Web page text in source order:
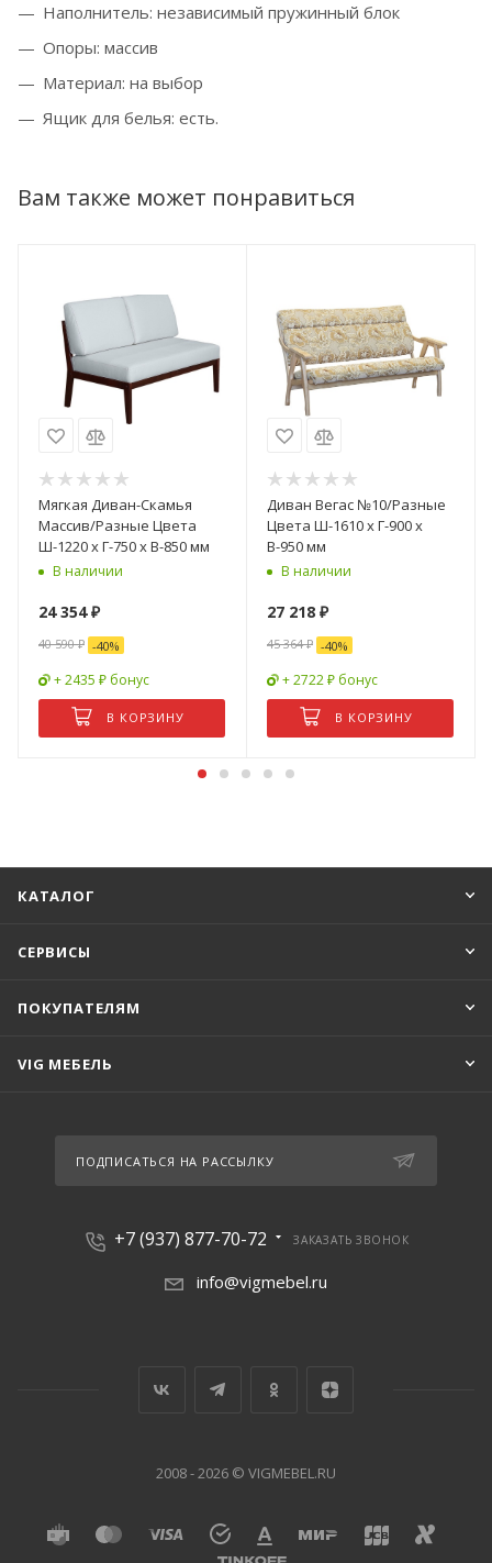
Наполнитель: независимый пружинный блок
Опоры: массив
Материал: на выбор
Ящик для белья: есть.
Вам также может понравиться
Мягкая Диван-Скамья
Массив/Разные Цвета
Ш-1220 х Г-750 х В-850 мм
В наличии
24 354₽
40 590₽ -40%
+ 2435 ₽ бонус
В КОРЗИНУ
Диван Вегас №10/Разные
Цвета Ш-1610 х Г-900 х
В-950 мм
В наличии
27 218 ₽
45 364₽ -40%
+ 2722 ₽ бонус
В КОРЗИНУ
КАТАЛОГ
СЕРВИСЫ
ПОКУПАТЕЛЯМ
VIG МЕБЕЛЬ
ПОДПИСАТЬСЯ НА РАССЫЛКУ
+7 (937) 877-70-72 ЗАКАЗАТЬ ЗВОНОК
info@vigmebel.ru
2008 - 2026 © VIGMEBEL.RU